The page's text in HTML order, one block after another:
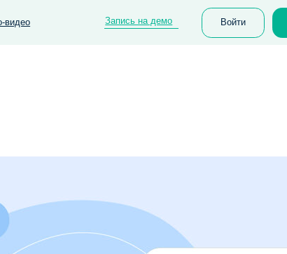
Войти 14 дней бесплатно